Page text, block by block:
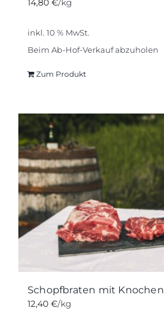
inkl. 10 % MwSt.
Beim Ab-Hof-Verkauf abzuholen
Zum Produkt
Schopfbraten mit Knochen
12,40 €/kg